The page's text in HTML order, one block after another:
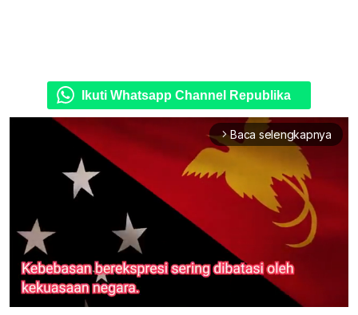
Ikuti Whatsapp Channel Republika
arrow_forward_ios Baca selengkapnya